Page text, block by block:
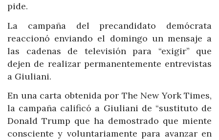
pide.
La campaña del precandidato demócrata
reaccionó enviando el domingo un mensaje a
las cadenas de televisión para “exigir” que
dejen de realizar permanentemente entrevistas
a Giuliani.
En una carta obtenida por The New York Times,
la campaña calificó a Giuliani de “sustituto de
Donald Trump que ha demostrado que miente
consciente y voluntariamente para avanzar en